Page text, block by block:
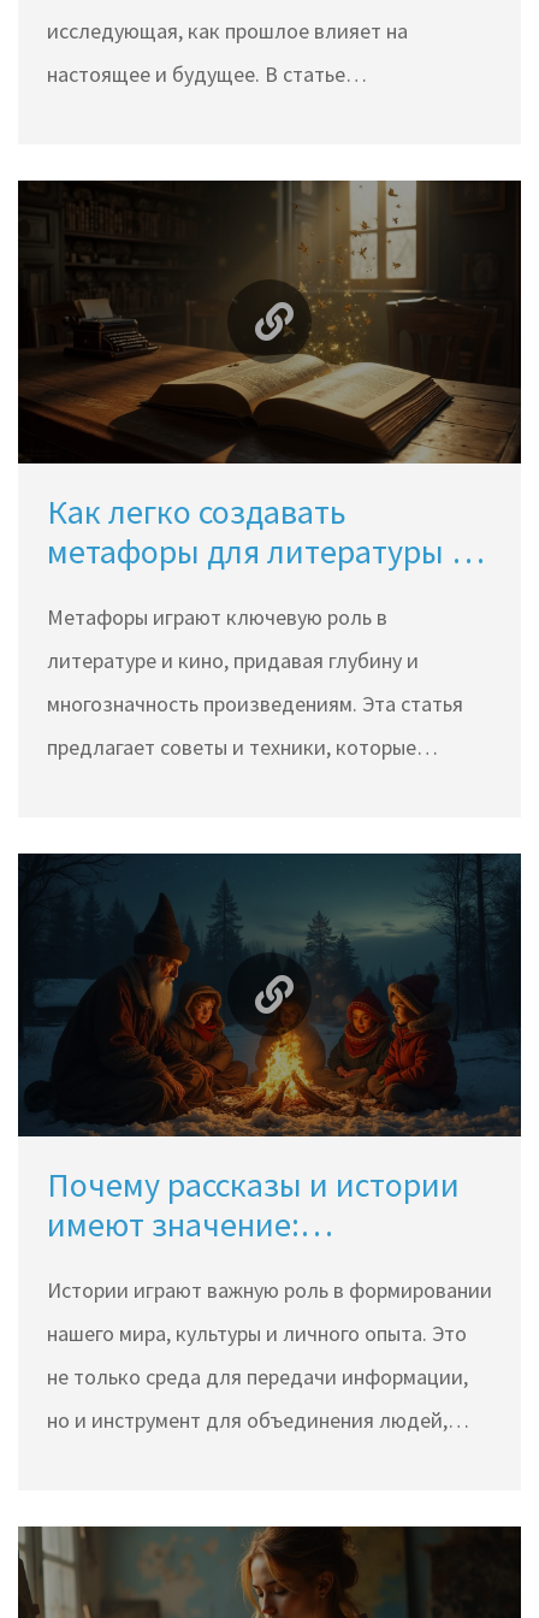
исследующая, как прошлое влияет на
настоящее и будущее. В статье
спиральная. Каждая из них предлагает свой
подход к пониманию исторического процесса
и оказывает влияние на наше восприятие
событий. Изучая эти определения, можно
получить глубокое понимание того, как
человечество развивалось и какие уроки оно
извлечет из прошлого.
Как легко создавать
метафоры для литературы и
Метафоры играют ключевую роль в
литературе и кино, придавая глубину и
многозначность произведениям. Эта статья
предлагает советы и техники, которые
обогащать ваши произведения. Узнайте, как
метафоры могут изменить восприятие ваших
читателей и зрителей, сделав ваше
творчество более ярким и запоминающимся.
Мы рассмотрим примеры из известных
произведений и предложим простые методы
для нахождения вдохновения.
Почему рассказы и истории
имеют значение:
Истории играют важную роль в формировании
нашего мира, культуры и личного опыта. Это
не только среда для передачи информации,
но и инструмент для объединения людей,
и пробуждают воображение людей всех
возрастов. Понимание важности историй